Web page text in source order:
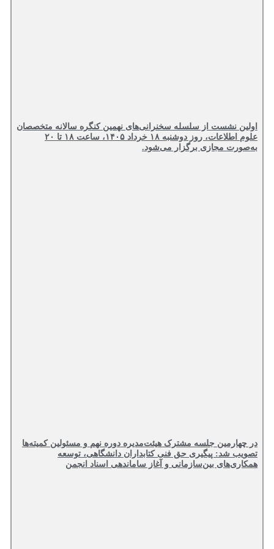
اولین نشست از سلسله سخنرانی‌های نهمین کنگره سالانه متخصصان
علوم اطلاعات، روز دوشنبه ۱۸ خرداد ۱۴۰۵، ساعت ۱۸ تا ۲۰
به‌صورت مجازی برگزار می‌شود.
در چهارمین جلسه مشترک هیئت‌مدیره دوره نهم و مسئولین کمیته‌ها
تصویب شد: پیگیری حق فنی کتابداران دانشگاهی، توسعه
همکاری‌های بین‌سازمانی و آغاز ساماندهی اسناد انجمن